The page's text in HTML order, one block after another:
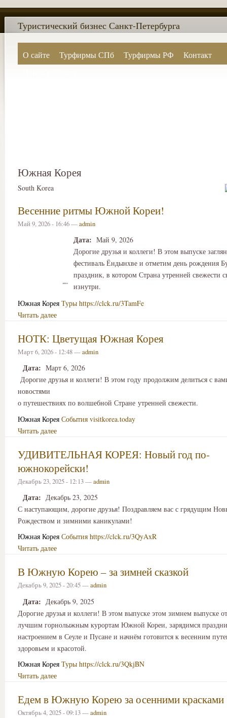
О сайте Турфирмы СПб Турфирмы РФ
Контакт
Туристический бизнес Санкт-Петербурга
Южная Корея
South Korea
Весенние ритмы Южной Кореи!
Май 9, 2026 - 16:46 —admin
Дата: Май 9, 2026
Дорогие друзья и коллеги! В этом выпуске
фестиваль Ёндынхве и отметим день рождения
праздник, в котором Страна утренней свежести
изнутри.
Южная Корея Туры https://clck.ru/3TamFe
Читать далее
НОТК: Цветущая Южная Корея
Март 6, 2026 - 12:48 —admin
Дата: Март 6, 2026
Дорогие друзья и коллеги! В этом году продолжим делиться с
новостями
о путешествиях по волшебной Стране утренней свежести.
Южная Корея События visitkorea.today
Читать далее
УДИВИТЕЛЬНАЯ КОРЕЯ: Новый год по-
южнокорейски!
Декабрь 23, 2025 - 12:13 —admin
Дата: Декабрь 23, 2025
С наступающим, дорогие друзья! Поздравляем вас с грядущим
Рождеством и зимними каникулами!
Южная Корея События https://clck.ru/3QyAxR
Читать далее
В Южную Корею ⁠– за зимней сказкой
Декабрь 9, 2025 - 20:45 —admin
Дата: Декабрь 9, 2025
Дорогие друзья и коллеги! В этом выпуске этом зимнем выпуске
лучшим горнолыжным курортам Южной Кореи, зарядимся
настроением в Сеуле и Пусане и начнём готовится к весенним
здоровьем и красотой.
Южная Корея Туры https://clck.ru/3QkjBN
Читать далее
Едем в Южную Корею за осенними красками
Октябрь 4, 2025 - 09:13 —admin